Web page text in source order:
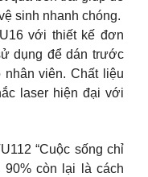
sinh nhanh chóng.
với thiết kế đơn
dụng để dán trước
viên. Chất liệu
laser hiện đại với
“Cuộc sống chỉ
90% còn lại là cách